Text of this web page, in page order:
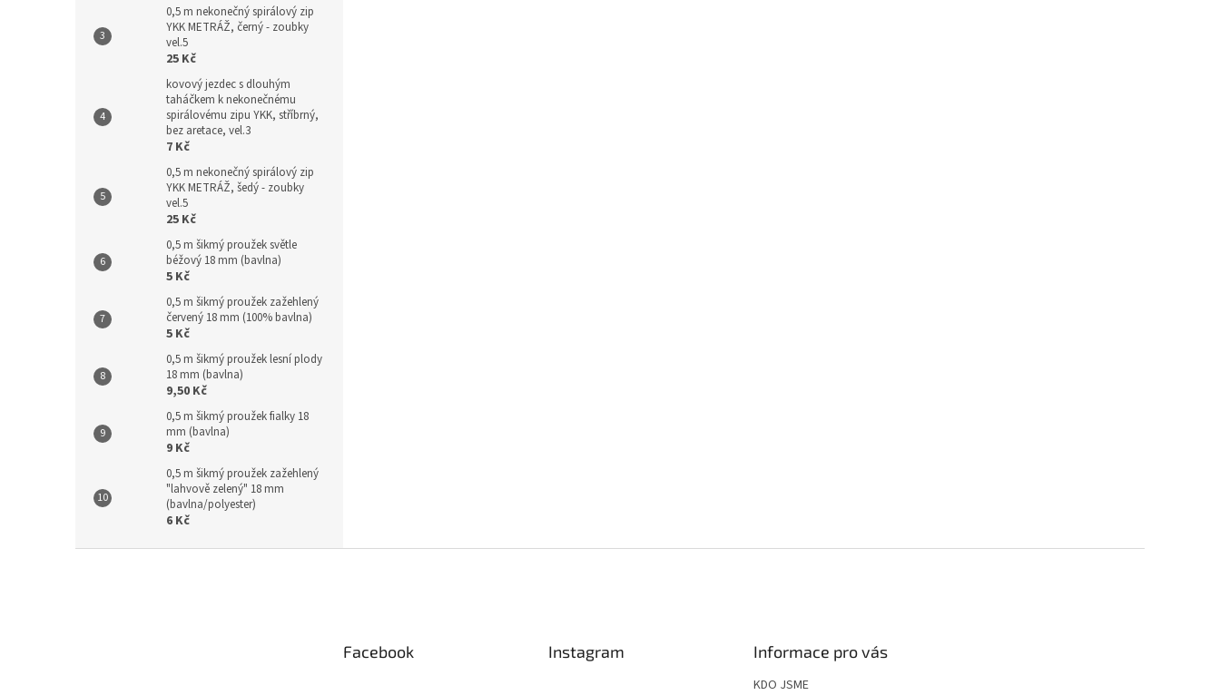
0,5 m nekonečný spirálový zip
YKK METRÁŽ, černý - zoubky
vel.5
25 Kč
kovový jezdec s dlouhým
taháčkem k nekonečnému
spirálovému zipu YKK, stříbrný,
bez aretace, vel.3
7 Kč
0,5 m nekonečný spirálový zip
YKK METRÁŽ, šedý - zoubky
vel.5
25 Kč
0,5 m šikmý proužek světle
béžový 18 mm (bavlna)
5 Kč
0,5 m šikmý proužek zažehlený
červený 18 mm (100% bavlna)
5 Kč
0,5 m šikmý proužek lesní plody
18 mm (bavlna)
9,50 Kč
0,5 m šikmý proužek fialky 18
mm (bavlna)
9 Kč
0,5 m šikmý proužek zažehlený
"lahvově zelený" 18 mm
(bavlna/polyester)
6 Kč
Facebook Instagram Informace pro vás
KDO JSME